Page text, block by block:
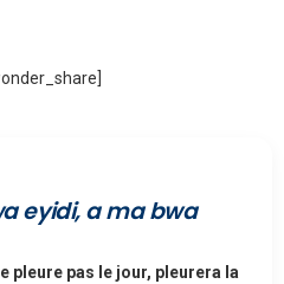
eyidi, a ma bwa
pleure pas le jour, pleurera la